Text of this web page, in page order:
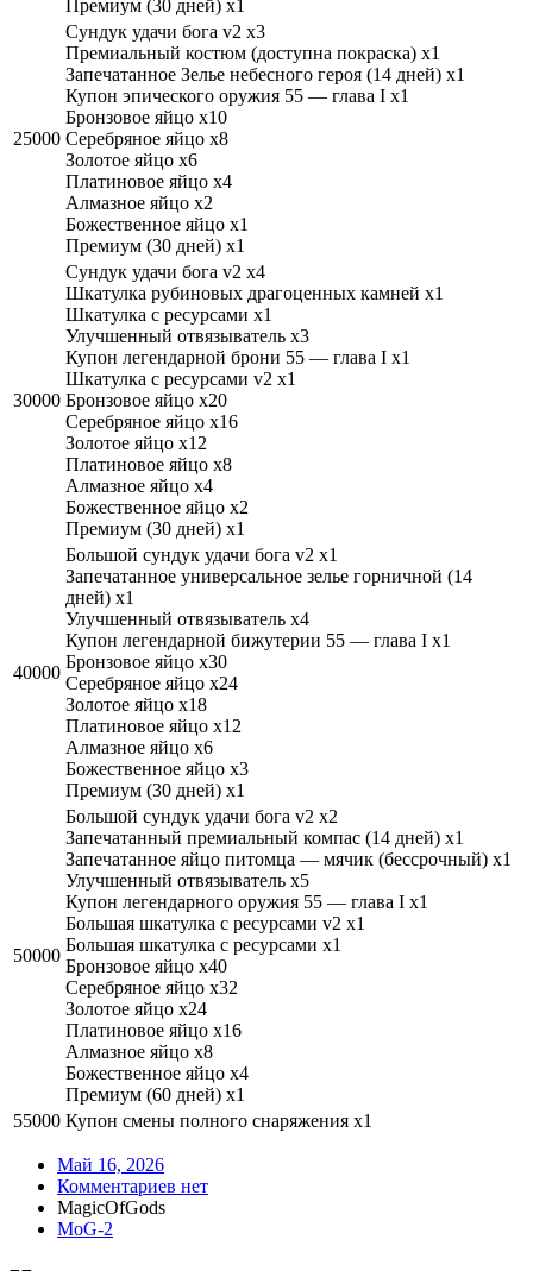
Премиум (30 дней) x1
25000
Cундук удачи бога v2 x3
Премиальный костюм (доступна покраска) x1
Запечатанное Зелье небесного героя (14 дней) x1
Купон эпического оружия 55 — глава I x1
Бронзовое яйцо x10
Серебряное яйцо x8
Золотое яйцо x6
Платиновое яйцо x4
Алмазное яйцо x2
Божественное яйцо x1
Премиум (30 дней) x1
30000
Cундук удачи бога v2 x4
Шкатулка рубиновых драгоценных камней x1
Шкатулка с ресурсами x1
Улучшенный отвязыватель x3
Купон легендарной брони 55 — глава I x1
Шкатулка с ресурсами v2 x1
Бронзовое яйцо x20
Серебряное яйцо x16
Золотое яйцо x12
Платиновое яйцо x8
Алмазное яйцо x4
Божественное яйцо x2
Премиум (30 дней) x1
40000
Большой сундук удачи бога v2 x1
Запечатанное универсальное зелье горничной (14
дней) x1
Улучшенный отвязыватель x4
Купон легендарной бижутерии 55 — глава I x1
Бронзовое яйцо x30
Серебряное яйцо x24
Золотое яйцо x18
Платиновое яйцо x12
Алмазное яйцо x6
Божественное яйцо x3
Премиум (30 дней) x1
50000
Большой сундук удачи бога v2 x2
Запечатанный премиальный компас (14 дней) x1
Запечатанное яйцо питомца — мячик (бессрочный) x1
Улучшенный отвязыватель x5
Купон легендарного оружия 55 — глава I x1
Большая шкатулка с ресурсами v2 x1
Большая шкатулка с ресурсами x1
Бронзовое яйцо x40
Серебряное яйцо x32
Золотое яйцо x24
Платиновое яйцо x16
Алмазное яйцо x8
Божественное яйцо x4
Премиум (60 дней) x1
55000 Купон смены полного снаряжения x1
Май 16, 2026
Комментариев нет
MagicOfGods
MoG-2